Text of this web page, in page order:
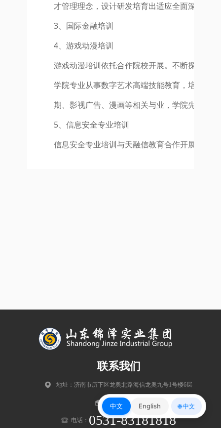
才管理理念，设计研发培育出适应全面深化改
3、国际金融培训
4、游戏动漫培训
游戏动漫培训依托合作院校开展。不断探索和
学院专业从事数字艺术高端技能教育，培养具
期、影视广告、漫画等相关与业，学院先后培
5、信息安全专业培训
信息安全专业培训与天融信教育合作开展，依
联系我们
地址：济南市历下区龙奥北路海信龙奥九号1号楼6层
邮编：250102
电话： 0531-83181818
中文 English 🌐 中文